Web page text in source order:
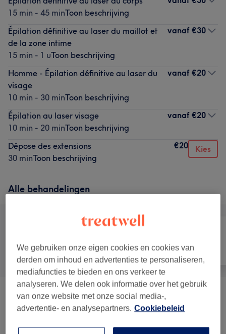
15 min - 45 minToon beschrijving
Épilation définitive au laser du maillot et
de la zone intime
15 min - 1 uToon beschrijving
vanaf €30
Homme - Épilation définitive au laser du
visage
10 min - 30 minToon beschrijving
vanaf €20
Épilation au laser visage
10 min - 20 minToon beschrijving
vanaf €20
Dépose des extensions
30 minToon beschrijving
€20 Kies
Alle behandelingen
Alle Ontharen
Épilation Définitive Au Laser (4)
We gebruiken onze eigen cookies en cookies van
derden om inhoud en advertenties te personaliseren,
mediafuncties te bieden en ons verkeer te
analyseren. We delen ook informatie over het gebruik
van onze website met onze social media-,
advertentie- en analysepartners. Cookiebeleid